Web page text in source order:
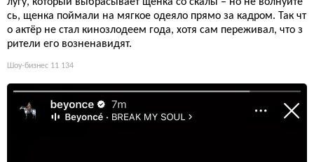
сь, щенка поймали на мягкое одеяло прямо за кадром. Так чт
о актёр не стал кинозлодеем года, хотя сам переживал, что з
рители его возненавидят.
Шоу-бизнес 11 134